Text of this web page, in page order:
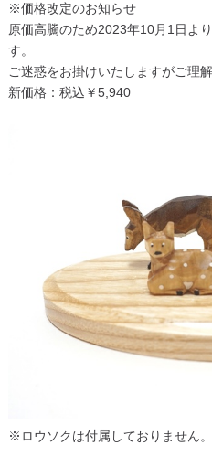
※価格改定のお知らせ
原価高騰のため2023年10月1日よ
す。
ご迷惑をお掛けいたしますがご理
新価格：税込￥5,940
※ロウソクは付属しておりません。